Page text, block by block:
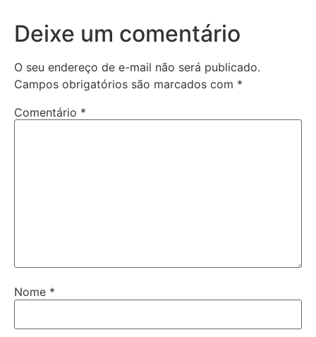
Deixe um comentário
O seu endereço de e-mail não será publicado.
Campos obrigatórios são marcados com *
Comentário *
Nome *